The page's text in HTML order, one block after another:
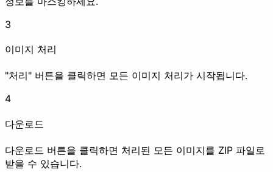
압축
애니메이션
3
이미지 처리
"처리" 버튼을 클릭하면 모든 이미지 처리가 시작됩니다.
4
다운로드
다운로드 버튼을 클릭하면 처리된 모든 이미지를 ZIP 파일로
받을 수 있습니다.